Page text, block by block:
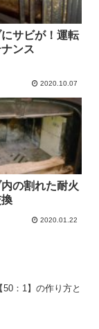
サビが！運転
ンス
2020.10.07
の割れた耐火
2020.01.22
：1】の作り方と